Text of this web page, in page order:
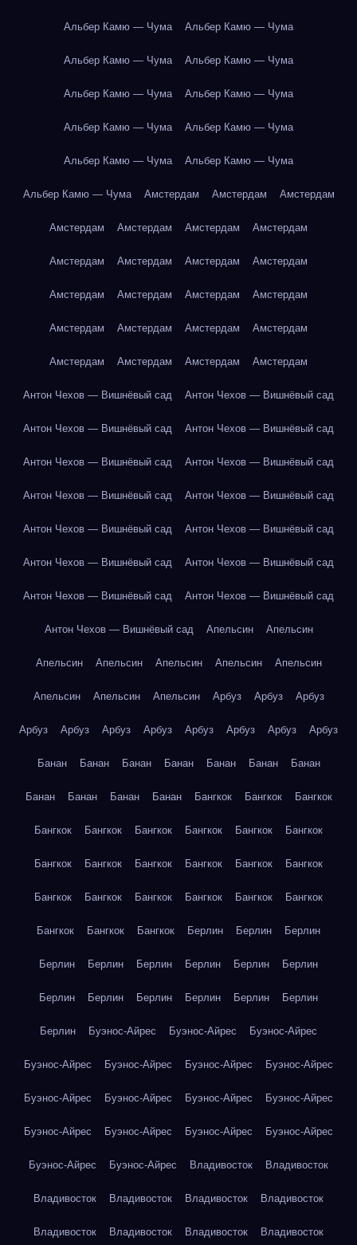
Альбер Камю — Чума Альбер Камю — Чума
Альбер Камю — Чума Альбер Камю — Чума
Альбер Камю — Чума Альбер Камю — Чума
Альбер Камю — Чума Альбер Камю — Чума
Альбер Камю — Чума Альбер Камю — Чума
Альбер Камю — Чума Амстердам Амстердам Амстердам
Амстердам Амстердам Амстердам Амстердам
Амстердам Амстердам Амстердам Амстердам
Амстердам Амстердам Амстердам Амстердам
Амстердам Амстердам Амстердам Амстердам
Амстердам Амстердам Амстердам Амстердам
Антон Чехов — Вишнёвый сад Антон Чехов — Вишнёвый сад
Антон Чехов — Вишнёвый сад Антон Чехов — Вишнёвый сад
Антон Чехов — Вишнёвый сад Антон Чехов — Вишнёвый сад
Антон Чехов — Вишнёвый сад Антон Чехов — Вишнёвый сад
Антон Чехов — Вишнёвый сад Антон Чехов — Вишнёвый сад
Антон Чехов — Вишнёвый сад Антон Чехов — Вишнёвый сад
Антон Чехов — Вишнёвый сад Антон Чехов — Вишнёвый сад
Антон Чехов — Вишнёвый сад Апельсин Апельсин
Апельсин Апельсин Апельсин Апельсин Апельсин
Апельсин Апельсин Апельсин Арбуз Арбуз Арбуз
Арбуз Арбуз Арбуз Арбуз Арбуз Арбуз Арбуз Арбуз
Банан Банан Банан Банан Банан Банан Банан
Банан Банан Банан Банан Бангкок Бангкок Бангкок
Бангкок Бангкок Бангкок Бангкок Бангкок Бангкок
Бангкок Бангкок Бангкок Бангкок Бангкок Бангкок
Бангкок Бангкок Бангкок Бангкок Бангкок Бангкок
Бангкок Бангкок Бангкок Берлин Берлин Берлин
Берлин Берлин Берлин Берлин Берлин Берлин
Берлин Берлин Берлин Берлин Берлин Берлин
Берлин Буэнос-Айрес Буэнос-Айрес Буэнос-Айрес
Буэнос-Айрес Буэнос-Айрес Буэнос-Айрес Буэнос-Айрес
Буэнос-Айрес Буэнос-Айрес Буэнос-Айрес Буэнос-Айрес
Буэнос-Айрес Буэнос-Айрес Буэнос-Айрес Буэнос-Айрес
Буэнос-Айрес Буэнос-Айрес Владивосток Владивосток
Владивосток Владивосток Владивосток Владивосток
Владивосток Владивосток Владивосток Владивосток